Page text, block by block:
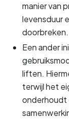
manier van
levensduur
doorbreken.
Een ander
liften.
terwijl het
onderhoudt